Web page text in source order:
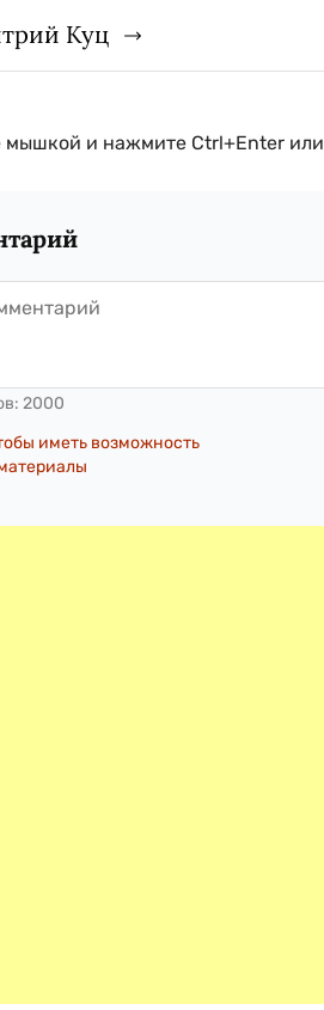
Куц
мышкой и нажмите Ctrl+Enter или
2000
иметь возможность